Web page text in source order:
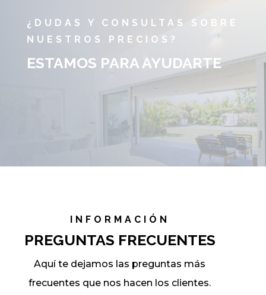
¿DUDAS Y CONSULTAS SOBRE
NUESTROS PRECIOS?
ESTAMOS PARA AYUDARTE
INFORMACIÓN
PREGUNTAS FRECUENTES
Aquí te dejamos las preguntas más
frecuentes que nos hacen los clientes.